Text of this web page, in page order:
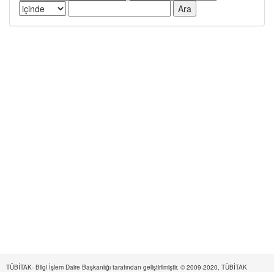
TÜBİTAK- Bilgi İşlem Daire Başkanlığı tarafından geliştirilmiştir. © 2009-2020, TÜBİTAK